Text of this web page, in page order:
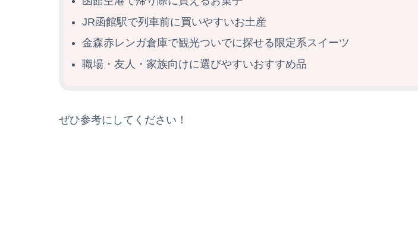
JR函館駅で列車前に買いやすいお土産
金森赤レンガ倉庫で観光ついでに探せる限定系スイーツ
職場・友人・家族向けに選びやすいおすすめ品
ぜひ参考にしてください！